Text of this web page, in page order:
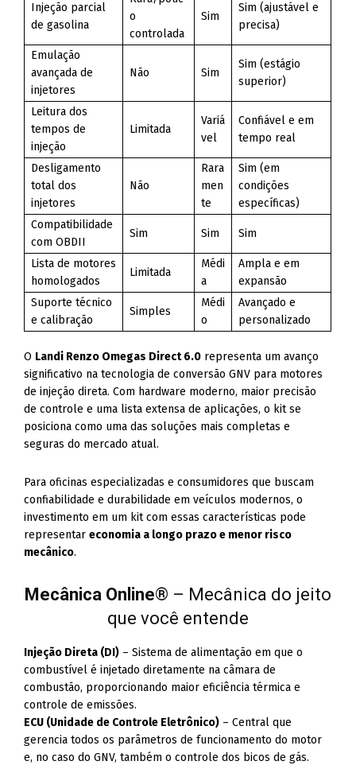
Injeção parcial
de gasolina
o
controlada
Sim
Sim (ajustável e
precisa)
Emulação
avançada de
injetores
Não Sim
Sim (estágio
superior)
Leitura dos
tempos de
injeção
Limitada
Variá
vel
Confiável e em
tempo real
Desligamento
total dos
injetores
Não
Rara
men
te
Sim (em
condições
específicas)
Compatibilidade
com OBDII
Sim Sim Sim
Lista de motores
homologados
Limitada
Médi
a
Ampla e em
expansão
Suporte técnico
e calibração
Simples
Médi
o
Avançado e
personalizado
O Landi Renzo Omegas Direct 6.0 representa um avanço
significativo na tecnologia de conversão GNV para motores
de injeção direta. Com hardware moderno, maior precisão
de controle e uma lista extensa de aplicações, o kit se
posiciona como uma das soluções mais completas e
seguras do mercado atual.
Para oficinas especializadas e consumidores que buscam
confiabilidade e durabilidade em veículos modernos, o
investimento em um kit com essas características pode
representareconomia a longo prazo e menor risco
mecânico.
Mecânica Online® – Mecânica do jeito
que você entende
Injeção Direta (DI) – Sistema de alimentação em que o
combustível é injetado diretamente na câmara de
combustão, proporcionando maior eficiência térmica e
controle de emissões.
ECU (Unidade de Controle Eletrônico) – Central que
gerencia todos os parâmetros de funcionamento do motor
e, no caso do GNV, também o controle dos bicos de gás.